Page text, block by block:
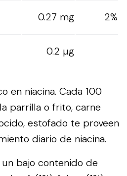
0.27 mg 2%
0.2 µg
en niacina. Cada 100
parrilla o frito, carne
estofado te proveen
diario de niacina.
bajo contenido de